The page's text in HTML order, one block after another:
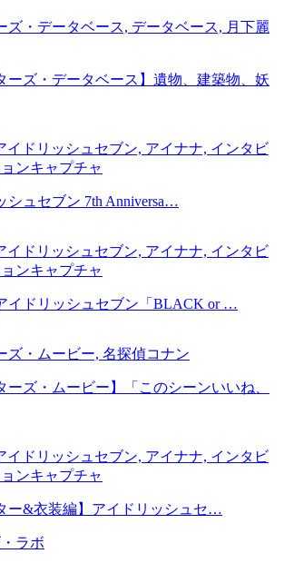
ズ・データベース, データベース, 月下麗
ーズ・データベース】遺物、建築物、妖
イドリッシュセブン, アイナナ, インタビ
ンキャプチャ
シュセブン 7th Anniversa…
イドリッシュセブン, アイナナ, インタビ
ンキャプチャ
イドリッシュセブン「BLACK or …
ズ・ムービー, 名探偵コナン
ーズ・ムービー】「このシーンいいね、
イドリッシュセブン, アイナナ, インタビ
ンキャプチャ
ー&衣装編】アイドリッシュセ…